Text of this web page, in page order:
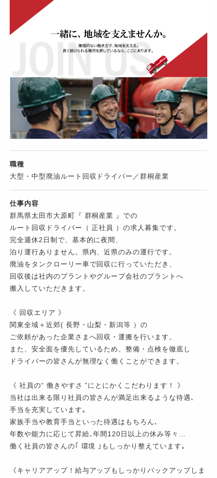
職種
大型・中型廃油ルート回収ドライバー／群桐産業
仕事内容
群馬県太田市大原町『 群桐産業 』での
ルート回収ドライバー（ 正社員 ）の求人募集です。
完全週休2日制で、基本的に夜間、
泊り運行ありません。県内、近県のみの運行です。
廃油をタンクローリー車で回収に行っていただき、
回収後は社内のプラントやグループ会社のプラントへ
搬入していただきます。
《 回収エリア 》
関東全域＋近郊( 長野・山梨・新潟等 ）の
ご依頼があった企業さまへ回収・運搬を行います。
また、安全面を優先しているため、整備・点検を徹底し
ドライバーの皆さんが無理なく働くことができます。
《 社員の“ 働きやすさ ”にとにかくこだわります！ 》
当社は出来る限り社員の皆さんが満足出来るような待遇､
手当を充実しています｡
家族手当や教育手当といった待遇はもちろん､
年数や能力に応じて昇給､年間120日以上の休み等々…
働く社員の皆さんの｢ 環境 ｣もしっかり整えています｡
《キャリアアップ！給与アップもしっかりバックアップしま